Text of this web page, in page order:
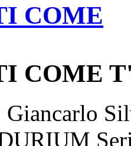
COME
Giancarlo